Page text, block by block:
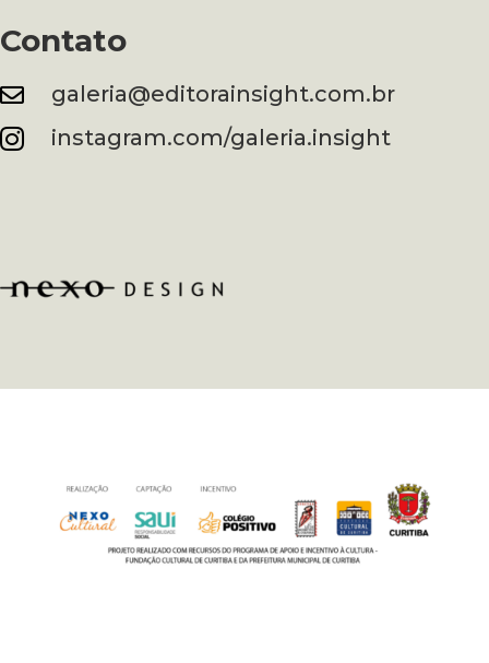
Contato
 galeria@editorainsight.com.br
 instagram.com/galeria.insight